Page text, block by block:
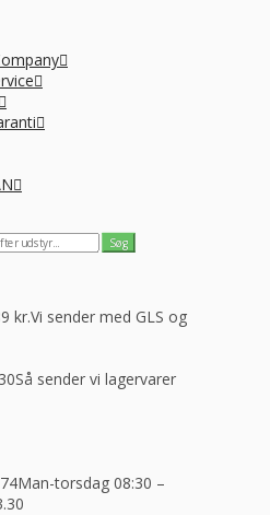
kr.Vi sender med GLS og
Så sender vi lagervarer
Man-torsdag 08:30 –